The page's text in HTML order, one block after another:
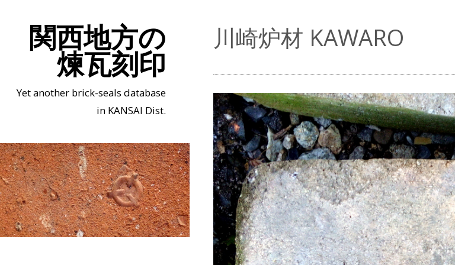
関西地方の
煉瓦刻印
Yet another brick-seals database
in KANSAI Dist.
川崎炉材 KAWARO